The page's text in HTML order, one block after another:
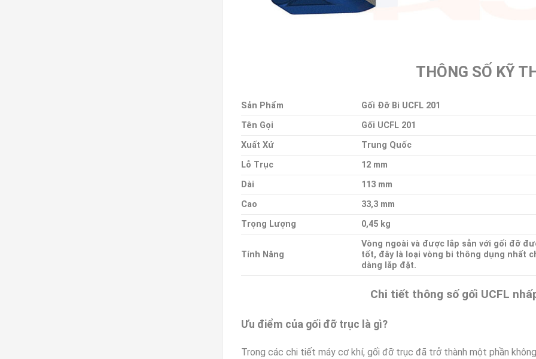
THÔNG SỐ KỸ
Sản Phẩm
Gối Đỡ Bi UCFL 201
Tên Gọi
Gối UCFL 201
Xuất Xứ
Trung Quốc
Lỗ Trục
12 mm
Dài
113 mm
Cao
33,3 mm
Trọng Lượng
0,45 kg
Tính Năng
Vòng ngoài và được lắp sẵn với gối đỡ
tốt, đây là loại vòng bi thông dụng nhất
dàng lắp đặt.
Chi tiết thông số gối UCFL
Ưu điểm của gối đỡ trục là gì?
Trong các chi tiết máy cơ khí, gối đỡ trục đã trở thành một phần